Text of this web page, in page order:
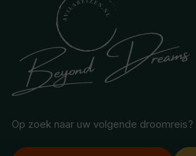
Op zoek naar uw volgende droomreis?